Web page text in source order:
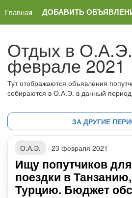
Главная ДОБАВИТЬ
Отдых в
феврале 2021
Тут отображаются объявления
собираются в О.А.Э. в данный
ЗА ДРУГИЕ
О.А.Э. · 23 февраля 2021
Ищу попутчиков
поездки в
Турцию. Бюджет